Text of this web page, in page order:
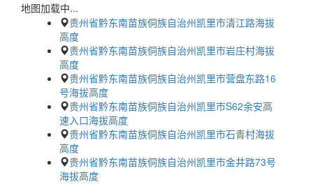
地图加载中...
贵州省黔东南苗族侗族自治州凯里市清江路海拔
高度
贵州省黔东南苗族侗族自治州凯里市岩庄村海拔
高度
贵州省黔东南苗族侗族自治州凯里市营盘东路16
号海拔高度
贵州省黔东南苗族侗族自治州凯里市S62余安高
速入口海拔高度
贵州省黔东南苗族侗族自治州凯里市石青村海拔
高度
贵州省黔东南苗族侗族自治州凯里市金井路73号
海拔高度